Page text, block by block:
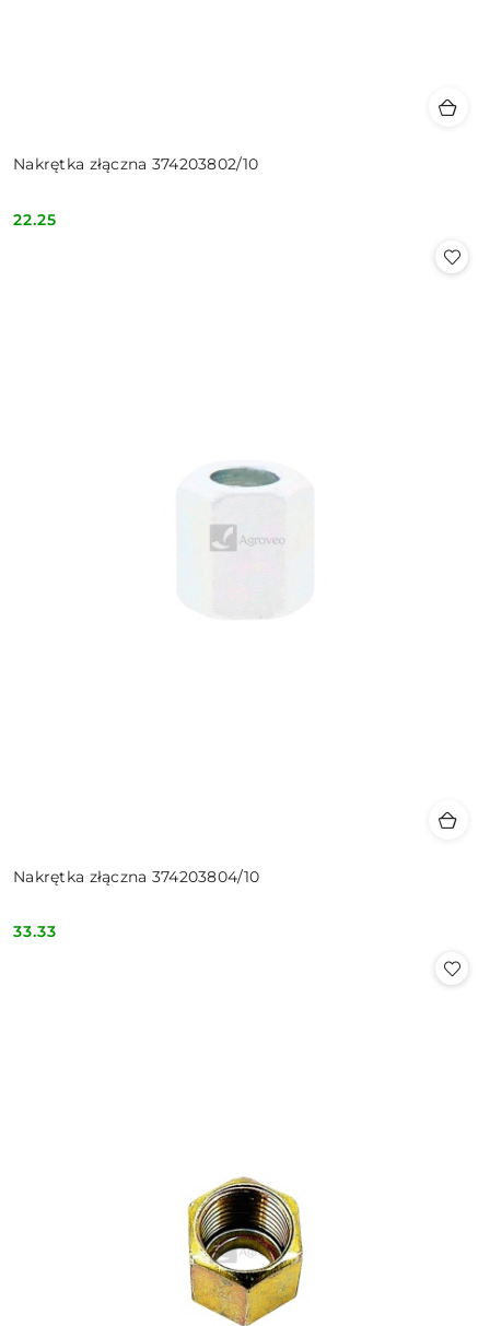
Nakrętka złączna 374203802/10
Cena:
22.25
Nakrętka złączna 374203804/10
Cena:
33.33